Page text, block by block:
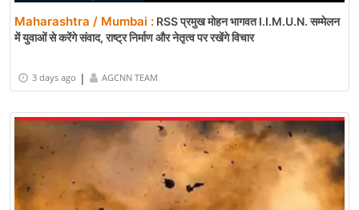
Maharashtra / Mumbai : RSS प्रमुख मोहन भागवत I.I.M.U.N. सम्मेलन
में युवाओं से करेंगे संवाद, राष्ट्र निर्माण और नेतृत्व पर रखेंगे विचार
3 days ago | AGCNN TEAM